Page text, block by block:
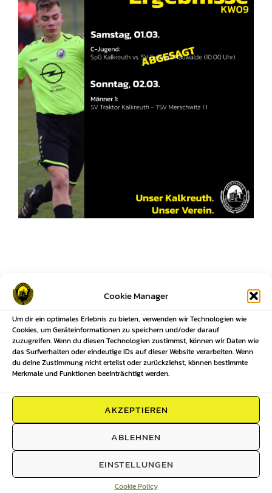
Cookie Manager
Um dir ein optimales Erlebnis zu bieten, verwenden wir Technologien wie
Cookies, um Geräteinformationen zu speichern und/oder darauf
zuzugreifen. Wenn du diesen Technologien zustimmst, können wir Daten wie
das Surfverhalten oder eindeutige IDs auf dieser Website verarbeiten. Wenn
du deine Zustimmung nicht erteilst oder zurückziehst, können bestimmte
Merkmale und Funktionen beeinträchtigt werden.
AKZEPTIEREN
ABLEHNEN
EINSTELLUNGEN
Cookie Policy
Beitragsnavigation
Previous
Previous
Ansetzungen unserer Mannschaften
KW09-2025
HIER FINDEST DU UNS
Großenhainer Straße 2